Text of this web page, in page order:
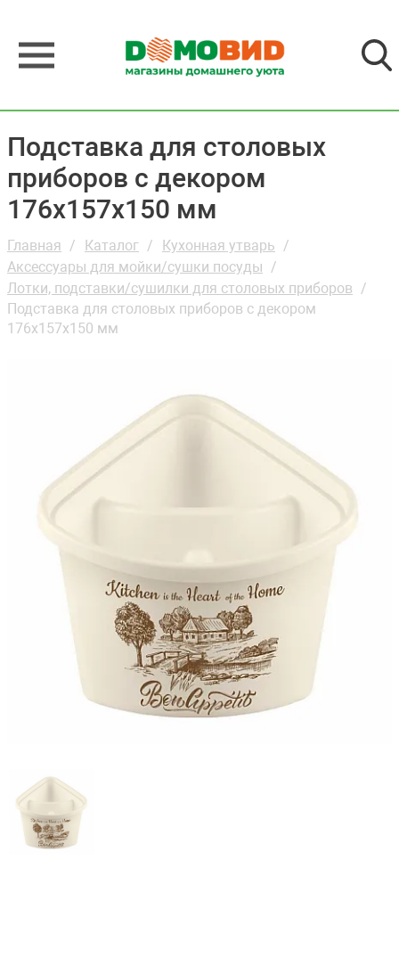
Подставка для столовых
приборов с декором
176х157х150 мм
Главная Каталог
Кухонная утварь
Аксессуары для мойки/сушки посуды
Лотки, подставки/сушилки для столовых приборов
Подставка для столовых приборов с декором
176х157х150 мм